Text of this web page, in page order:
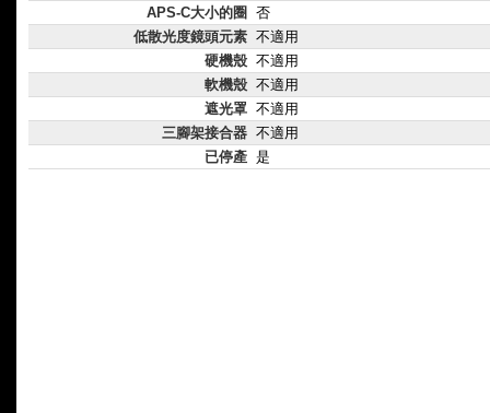
APS-C大小的圈
否
低散光度鏡頭元素 不適用
硬機殼 不適用
軟機殼 不適用
遮光罩 不適用
三腳架接合器 不適用
已停產 是